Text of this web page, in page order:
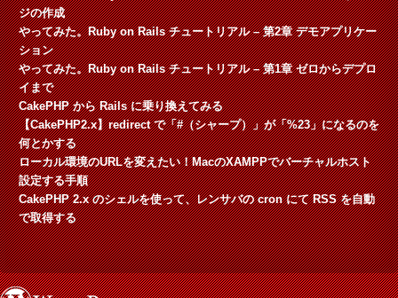
ジの作成
やってみた。Ruby on Rails チュートリアル – 第2章 デモアプリケー
ション
やってみた。Ruby on Rails チュートリアル – 第1章 ゼロからデプロ
イまで
CakePHP から Rails に乗り換えてみる
【CakePHP2.x】redirect で「#（シャープ）」が「%23」になるのを
何とかする
ローカル環境のURLを変えたい！MacのXAMPPでバーチャルホスト
設定する手順
CakePHP 2.x のシェルを使って、レンサバの cron にて RSS を自動
で取得する